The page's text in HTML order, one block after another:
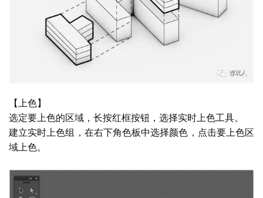
筑
专
教
极
速
登录 注册
【上色】
选定要上色的区域，长按红框按钮，选择实时上色工具。
建立实时上色组，在右下角色板中选择颜色，点击要上色区
域上色。